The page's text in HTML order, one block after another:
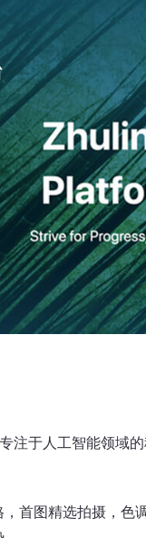
注于人工智能领域
首图精选拍摄，色